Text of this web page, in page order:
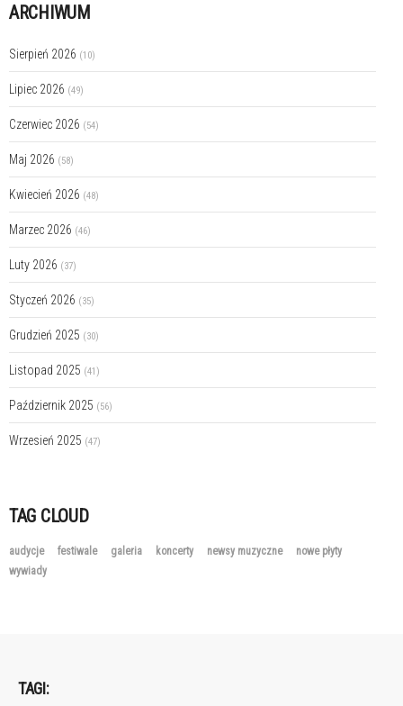
ARCHIWUM
Sierpień 2026 (10)
Lipiec 2026 (49)
Czerwiec 2026 (54)
Maj 2026 (58)
Kwiecień 2026 (48)
Marzec 2026 (46)
Luty 2026 (37)
Styczeń 2026 (35)
Grudzień 2025 (30)
Listopad 2025 (41)
Październik 2025 (56)
Wrzesień 2025 (47)
TAG CLOUD
audycje festiwale galeria koncerty newsy muzyczne
nowe płyty
wywiady
TAGI: